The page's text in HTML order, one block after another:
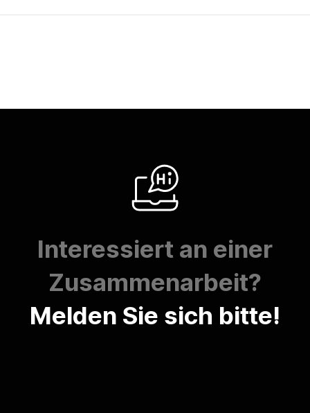
Interessiert an einer
Zusammenarbeit?
Melden Sie sich bitte!